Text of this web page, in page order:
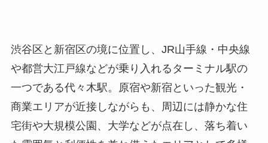
渋谷区と新宿区の境に位置し、JR山手線・中央線
や都営大江戸線などが乗り入れるターミナル駅の
一つである代々木駅。原宿や新宿といった観光・
商業エリアが近接しながらも、周辺には静かな住
宅街や大規模公園、大学などが点在し、落ち着い